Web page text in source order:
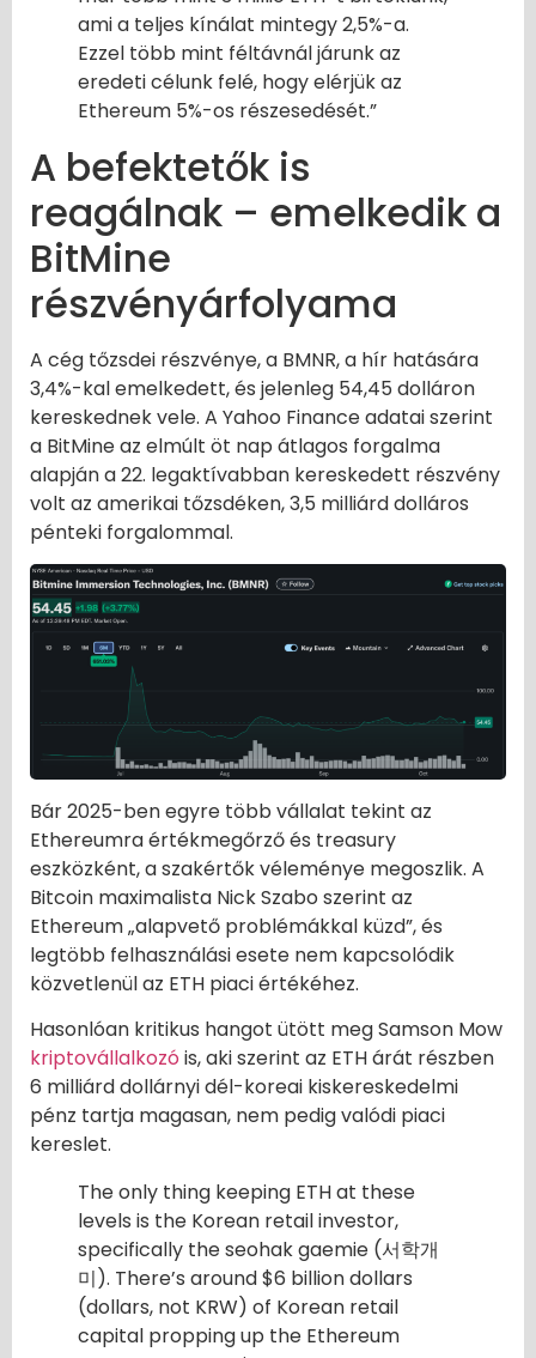
ami a teljes kínálat mintegy 2,5%-a.
Ezzel több mint féltávnál járunk az
eredeti célunk felé, hogy elérjük az
Ethereum 5%-os részesedését.”
A befektetők is
reagálnak – emelkedik a
BitMine
részvényárfolyama
A cég tőzsdei részvénye, a BMNR, a hír hatására
3,4%-kal emelkedett, és jelenleg 54,45 dolláron
kereskednek vele. A Yahoo Finance adatai szerint
a BitMine az elmúlt öt nap átlagos forgalma
alapján a 22. legaktívabban kereskedett részvény
volt az amerikai tőzsdéken, 3,5 milliárd dolláros
pénteki forgalommal.
Bár 2025-ben egyre több vállalat tekint az
Ethereumra értékmegőrző és treasury
eszközként, a szakértők véleménye megoszlik. A
Bitcoin maximalista Nick Szabo szerint az
Ethereum „alapvető problémákkal küzd”, és
legtöbb felhasználási esete nem kapcsolódik
közvetlenül az ETH piaci értékéhez.
Hasonlóan kritikus hangot ütött meg Samson Mow
kriptovállalkozó is, aki szerint az ETH árát részben
6 milliárd dollárnyi dél-koreai kiskereskedelmi
pénz tartja magasan, nem pedig valódi piaci
kereslet.
The only thing keeping ETH at these
levels is the Korean retail investor,
specifically the seohak gaemie (서학개
미). There’s around $6 billion dollars
(dollars, not KRW) of Korean retail
capital propping up the Ethereum